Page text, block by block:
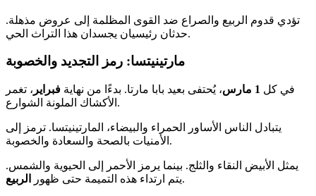
تؤدي قدوم الربيع والصراع ضد القوى المظلمة إلى عروض مذهلة.
حدثان رئيسيان يجسدان هذا التراث الحي.
مارتينيتسا: رمز التجديد والخصوبة
في كل 1 مارس ، يُحتفى بعيد بابا مارتا. بدءًا من نهاية فبراير ، تغمر
الأكشاك الملونة الشوارع.
يتبادل الناس الأساور الحمراء والبيضاء، المارتينيتسا. ترمز إلى
الأمنيات بالصحة والسعادة والخصوبة.
يمثل الأبيض النقاء والثلج. بينما يرمز الأحمر إلى الحيوية والشمس.
يتم ارتداء هذه التميمة حتى ظهور
الربيع .